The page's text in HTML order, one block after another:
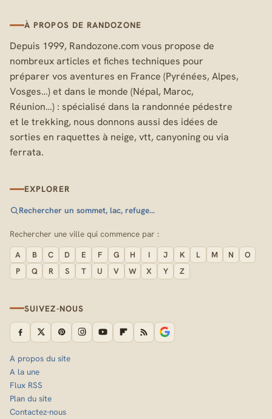
À PROPOS DE RANDOZONE
Depuis 1999, Randozone.com vous propose de
nombreux articles et fiches techniques pour
préparer vos aventures en France (Pyrénées, Alpes,
Vosges…) et dans le monde (Népal, Maroc,
Réunion…) : spécialisé dans la randonnée pédestre
et le trekking, nous donnons aussi des idées de
sorties en raquettes à neige, vtt, canyoning ou via
ferrata.
EXPLORER
Rechercher un sommet, lac, refuge…
Rechercher une ville qui commence par :
A B C D E F G H I J K L M N
O
P
Q R S T U V W X Y Z
SUIVEZ-NOUS
A propos du site
A la une
Flux RSS
Plan du site
Contactez-nous